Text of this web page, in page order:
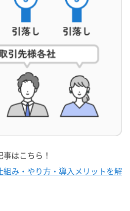
はこちら！
組み・やり方・導入メリットを解